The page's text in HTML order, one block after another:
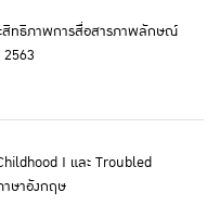
สิทธิภาพการสื่อสารภาพลักษณ์
I และ Troubled
าษาอังกฤษ